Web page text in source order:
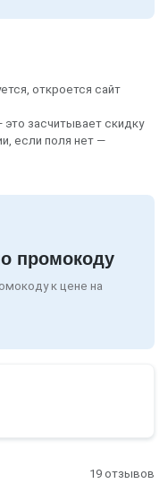
откроется сайт
засчитывает скидку
если поля нет —
промокоду
к цене на
19 отзывов